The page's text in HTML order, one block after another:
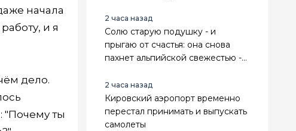
начала
и я
дело.
"Почему ты
2 часа назад
Солю старую подушку - и
прыгаю от счастья: она снова
пахнет альпийской свежестью -
без стирки
2 часа назад
Кировский аэропорт временно
перестал принимать и выпускать
самолеты